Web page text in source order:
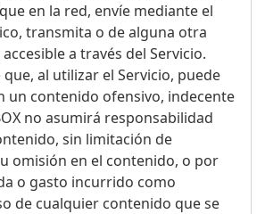
en la red, envíe mediante el
transmita o de alguna otra
a través del Servicio.
al utilizar el Servicio, puede
un contenido ofensivo, indecente
no asumirá responsabilidad
sin limitación de
omisión en el contenido, o por
o gasto incurrido como
de cualquier contenido que se